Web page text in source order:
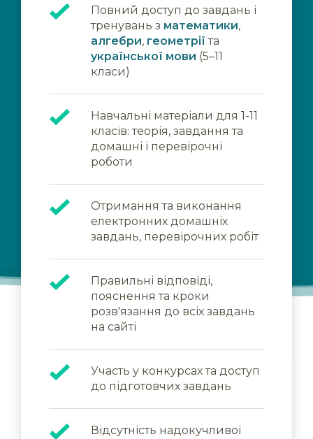
Повний доступ до завдань і
тренувань з математики,
алгебри, геометрії та
української мови (5–11
класи)
Навчальні матеріали для 1-11
класів: теорія, завдання та
домашні і перевірочні
роботи
Отримання та виконання
електронних домашніх
завдань, перевірочних робіт
Правильні відповіді,
пояснення та кроки
розв'язання до всіх завдань
на сайті
Участь у конкурсах та доступ
до підготовчих завдань
Відсутність надокучливої